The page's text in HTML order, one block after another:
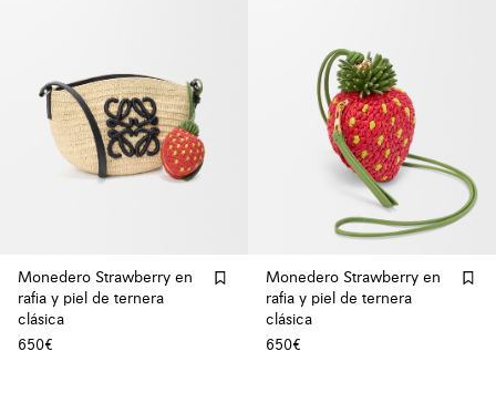
Monedero Strawberry en
rafia y piel de ternera
clásica
650€
Monedero Strawberry en
rafia y piel de ternera
clásica
650€